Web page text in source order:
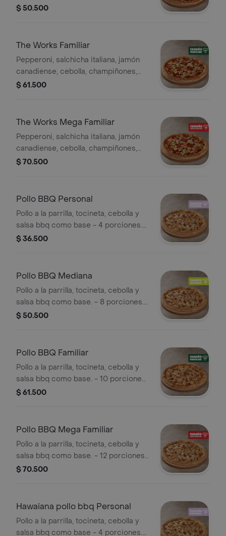
pimentón verde y aceitunas negras. -
Pepperoncini.
$ 50.500
The Works Familiar
Pepperoni, salchicha italiana, jamón
canadiense, cebolla, champiñones,
pimentón verde y aceitunas negras. -
Pepperoncini.
$ 61.500
The Works Mega Familiar
Pepperoni, salchicha italiana, jamón
canadiense, cebolla, champiñones,
pimentón verde y aceitunas negras. -
Pepperoncini.
$ 70.500
Pollo BBQ Personal
Pollo a la parrilla, tocineta, cebolla y
salsa bbq como base - 4 porciones.
Incluye Salsa de Ajo, Sazonador
$ 36.500
Pollo BBQ Mediana
Pollo a la parrilla, tocineta, cebolla y
salsa bbq como base. - 8 porciones.
Incluye Salsa de Ajo, Sazonador
$ 50.500
Pollo BBQ Familiar
Pollo a la parrilla, tocineta, cebolla y
salsa bbq como base. - 10 porciones.
Incluye Salsa de Ajo, Sazonador
$ 61.500
Pollo BBQ Mega Familiar
Pollo a la parrilla, tocineta, cebolla y
salsa bbq como base. - 12 porciones.
Incluye Salsa de Ajo, Sazonador
$ 70.500
Hawaiana pollo bbq Personal
Pollo a la parrilla, tocineta, cebolla y
salsa bbq como base - 4 porciones.